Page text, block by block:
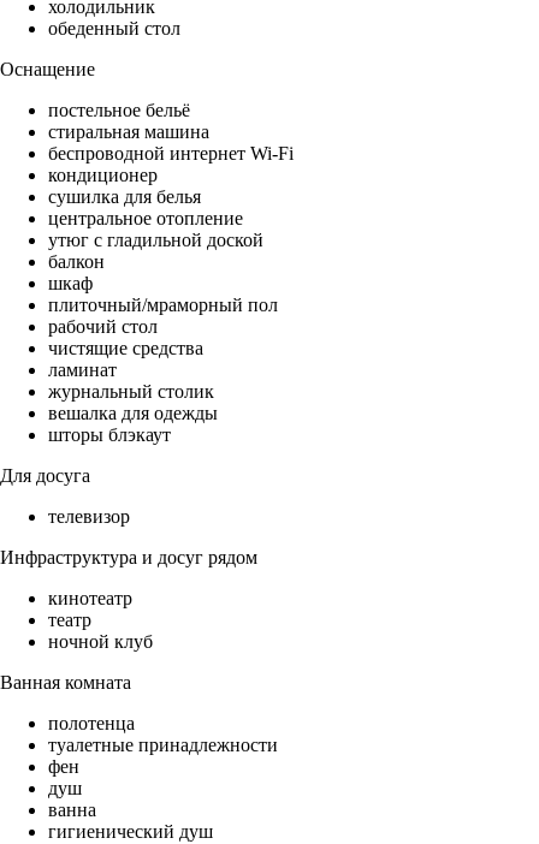
холодильник
обеденный стол
Оснащение
постельное бельё
стиральная машина
беспроводной интернет Wi-Fi
кондиционер
сушилка для белья
центральное отопление
утюг с гладильной доской
балкон
шкаф
плиточный/мраморный пол
рабочий стол
чистящие средства
ламинат
журнальный столик
вешалка для одежды
шторы блэкаут
Для досуга
телевизор
Инфраструктура и досуг рядом
кинотеатр
театр
ночной клуб
Ванная комната
полотенца
туалетные принадлежности
фен
душ
ванна
гигиенический душ